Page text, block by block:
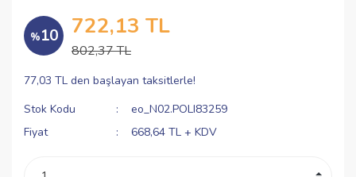
%10 722,13 TL
802,37 TL
77,03 TL den başlayan taksitlerle!
Stok Kodu
eo_N02.POLI83259
Fiyat
668,64 TL + KDV